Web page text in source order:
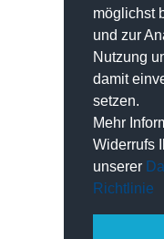
möglichst
und zur
Nutzung
damit
setzen.
Mehr
Widerrufs
unserer
Richtlinie